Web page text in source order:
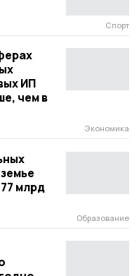
Спорт
ИП
чем в
Экономика
млрд
Образование